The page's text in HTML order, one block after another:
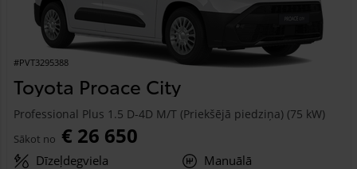
#PVT3295388
Toyota Proace City
Professional Plus 1.5 D-4D M/T (Priekšējā piedziņa) (75 kW)
Sākot no € 26 650
Dīzeļdegviela
Manuālā